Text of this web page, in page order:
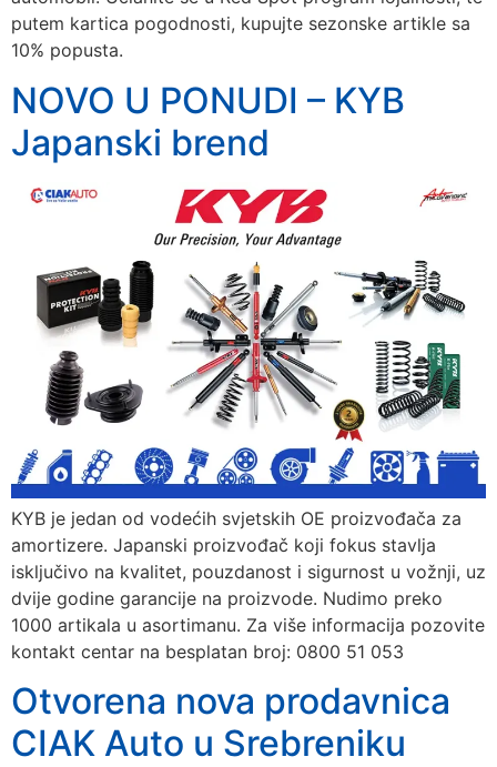
putem kartica pogodnosti, kupujte sezonske artikle sa
10% popusta.
NOVO U PONUDI – KYB
Japanski brend
KYB je jedan od vodećih svjetskih OE proizvođača za
amortizere. Japanski proizvođač koji fokus stavlja
isključivo na kvalitet, pouzdanost i sigurnost u vožnji, uz
dvije godine garancije na proizvode. Nudimo preko
1000 artikala u asortimanu. Za više informacija pozovite
kontakt centar na besplatan broj: 0800 51 053
Otvorena nova prodavnica
CIAK Auto u Srebreniku